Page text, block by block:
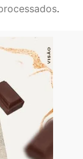
.